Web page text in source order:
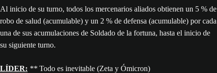
Al inicio de su turno, todos los mercenarios aliados obtienen un 5 % de
robo de salud (acumulable) y un 2 % de defensa (acumulable) por cada
una de sus acumulaciones de Soldado de la fortuna, hasta el inicio de
su siguiente turno.
LÍDER: ** Todo es inevitable (Zeta y Ómicron)